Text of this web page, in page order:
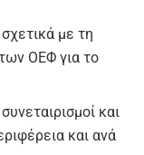
με τη
ΟΕΦ για το
και
και ανά